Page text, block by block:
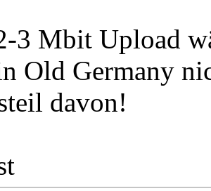
3 Mbit Upload
Old Germany
davon!